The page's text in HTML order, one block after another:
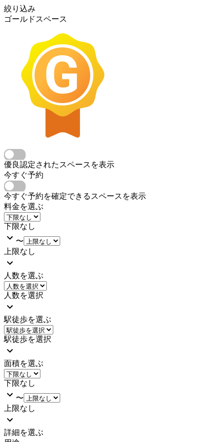
絞り込み
ゴールドスペース
優良認定されたスペースを表示
今すぐ予約
今すぐ予約を確定できるスペースを表示
料金を選ぶ
下限なし
〜
上限なし
人数を選ぶ
人数を選択
駅徒歩を選ぶ
駅徒歩を選択
面積を選ぶ
下限なし
〜
上限なし
詳細を選ぶ